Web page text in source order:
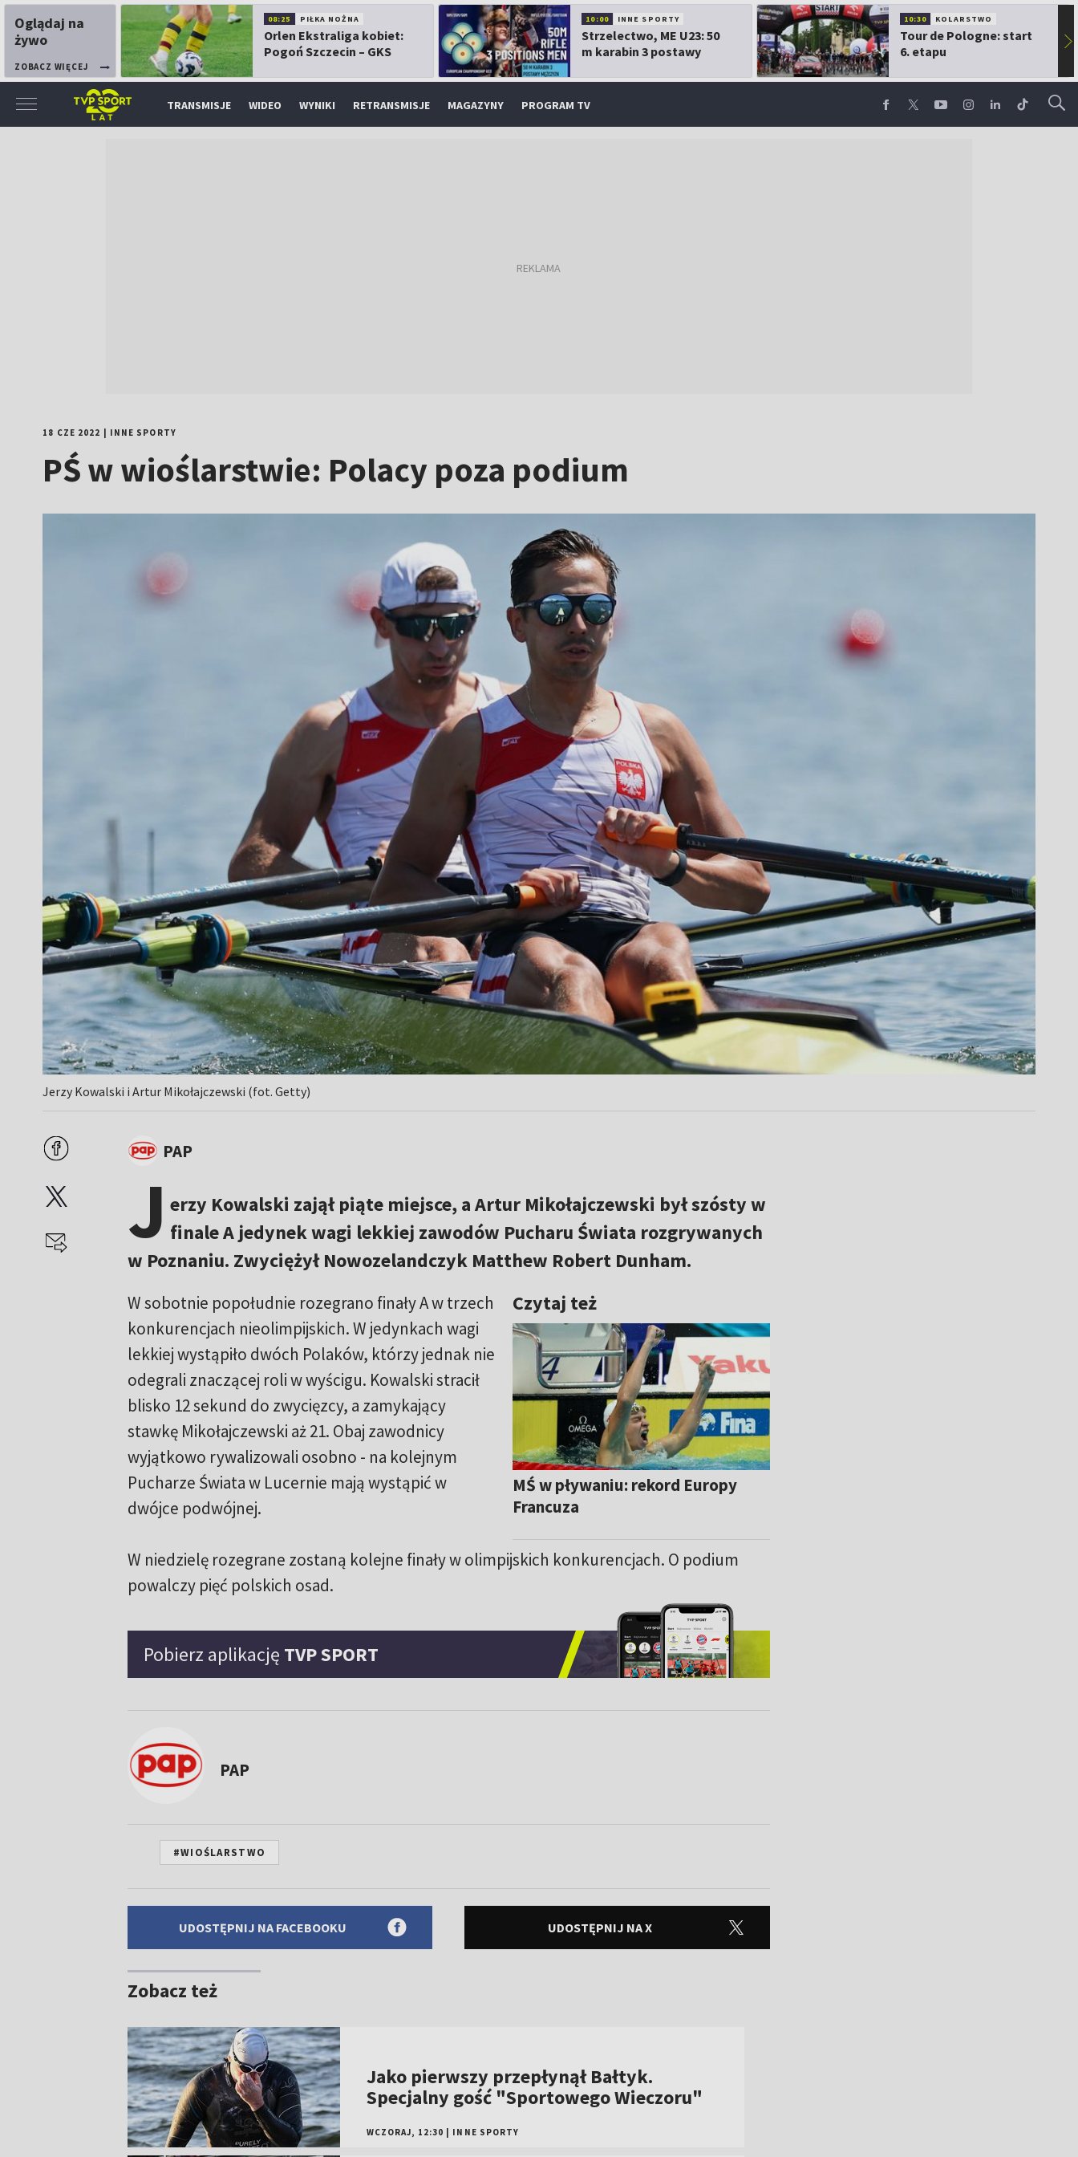
Oglądaj na
żywo
ZOBACZ WIĘCEJ
08:25 PIŁKA NOŻNA
Orlen Ekstraliga kobiet:
Pogoń Szczecin – GKS
10:00 INNE SPORTY
Strzelectwo, ME U23: 50
m karabin 3 postawy
10:30 KOLARSTWO
Tour de Pologne: start
6. etapu
▶
TRANSMISJE WIDEO WYNIKI RETRANSMISJE MAGAZYNY PROGRAM TV
18 CZE 2022 INNE SPORTY
PŚ w wioślarstwie: Polacy poza podium
Jerzy Kowalski i Artur Mikołajczewski (fot. Getty)
PAP
J erzy Kowalski zajął piąte miejsce, a Artur Mikołajczewski był szósty w
finale A jedynek wagi lekkiej zawodów Pucharu Świata rozgrywanych
w Poznaniu. Zwyciężył Nowozelandczyk Matthew Robert Dunham.
Czytaj też
MŚ w pływaniu: rekord Europy
Francuza
W sobotnie popołudnie rozegrano finały A w trzech
konkurencjach nieolimpijskich. W jedynkach wagi
lekkiej wystąpiło dwóch Polaków, którzy jednak nie
odegrali znaczącej roli w wyścigu. Kowalski stracił
blisko 12 sekund do zwycięzcy, a zamykający
stawkę Mikołajczewski aż 21. Obaj zawodnicy
wyjątkowo rywalizowali osobno - na kolejnym
Pucharze Świata w Lucernie mają wystąpić w
dwójce podwójnej.
W niedzielę rozegrane zostaną kolejne finały w olimpijskich konkurencjach. O podium
powalczy pięć polskich osad.
Pobierz aplikację TVP SPORT
PAP
#WIOŚLARSTWO
UDOSTĘPNIJ NA FACEBOOKU UDOSTĘPNIJ NA X
Zobacz też
Jako pierwszy przepłynął Bałtyk.
Specjalny gość "Sportowego Wieczoru"
WCZORAJ, 12:30 INNE SPORTY